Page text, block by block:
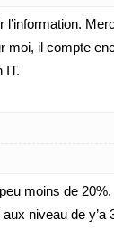
l’information.
moi, il compte
IT.
moins de 20%.
niveau de y’a